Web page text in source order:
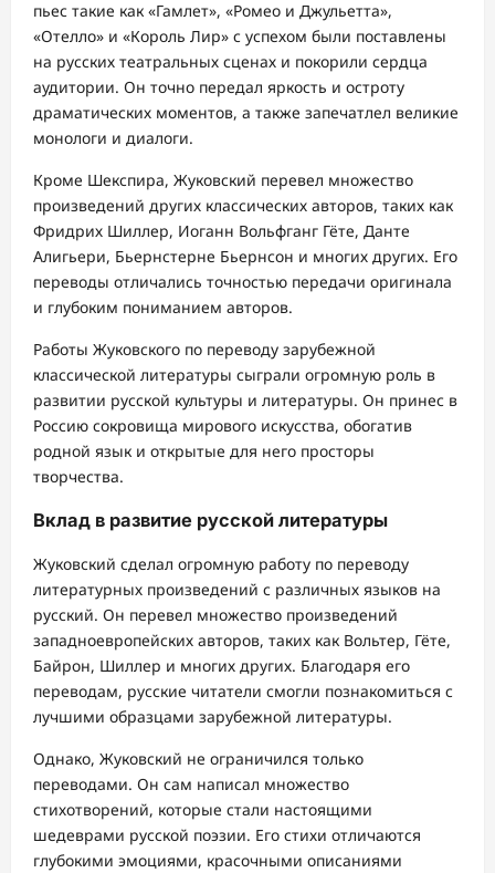
пьес такие как «Гамлет», «Ромео и Джульетта»,
«Отелло» и «Король Лир» с успехом были поставлены
на русских театральных сценах и покорили сердца
аудитории. Он точно передал яркость и остроту
драматических моментов, а также запечатлел великие
монологи и диалоги.
Кроме Шекспира, Жуковский перевел множество
произведений других классических авторов, таких как
Фридрих Шиллер, Иоганн Вольфганг Гёте, Данте
Алигьери, Бьернстерне Бьернсон и многих других. Его
переводы отличались точностью передачи оригинала
и глубоким пониманием авторов.
Работы Жуковского по переводу зарубежной
классической литературы сыграли огромную роль в
развитии русской культуры и литературы. Он принес в
Россию сокровища мирового искусства, обогатив
родной язык и открытые для него просторы
творчества.
Вклад в развитие русской литературы
Жуковский сделал огромную работу по переводу
литературных произведений с различных языков на
русский. Он перевел множество произведений
западноевропейских авторов, таких как Вольтер, Гёте,
Байрон, Шиллер и многих других. Благодаря его
переводам, русские читатели смогли познакомиться с
лучшими образцами зарубежной литературы.
Однако, Жуковский не ограничился только
переводами. Он сам написал множество
стихотворений, которые стали настоящими
шедеврами русской поэзии. Его стихи отличаются
глубокими эмоциями, красочными описаниями